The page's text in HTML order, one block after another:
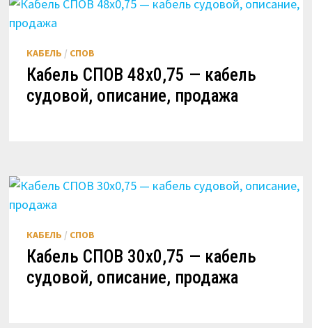
КАБЕЛЬ / СПОВ
Кабель СПОВ 48х0,75 — кабель
судовой, описание, продажа
КАБЕЛЬ / СПОВ
Кабель СПОВ 30х0,75 — кабель
судовой, описание, продажа